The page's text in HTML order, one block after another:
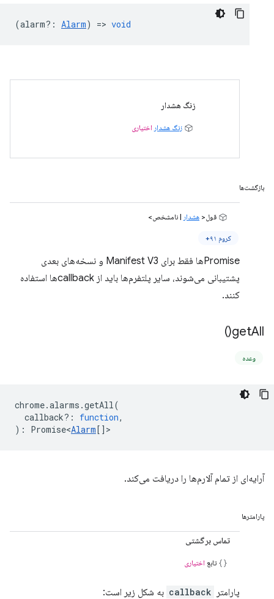
(alarm? : Alarm) => void
زنگ هشدار
زنگ هشدار اختیاری
بازگشت‌ها
قول< هشدار | نامشخص>
کروم ۹۱+
Promiseها فقط برای Manifest V3 و نسخه‌های بعدی
پشتیبانی می‌شوند، سایر پلتفرم‌ها باید از callbackها استفاده
کنند.
getAll(
)
وعده
chrome.alarms .getAll(
callback? : function,
) : Promise<Alarm[] >
آرایه‌ای از تمام آلارم‌ها را دریافت می‌کند.
پارامترها
تماس برگشتی
تابع اختیاری
پارامتر callback به شکل زیر است: